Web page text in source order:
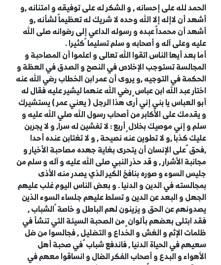
الحمد لله على إحسانه , و الشكر له على توفيقه و امتنانه ,و
أشهد أن لاإله إلا الله وحده لا شريك له تعظيماً لشأنه ,و
أشهد أن محمداً عبده و رسوله الداعي إلى رضوانه صلى الله
عليه وعلى آله و أصحابه و سلم تسليما ً كثيرا .
أما بعد أيها الناس اتقوا الله تعالى و اعلموا أن المصاحبة و
المجالسة تستوجب الإخلاص في النصح و الصدق في العظة و
الحكمة في التوجيه ,و يروى أن عمر ابن الخطاب رضي الله عنه
اختار عبد الله ابن عباس ٍ رضي الله عنهما ليشير عليه فقال له
أبو العباس يا بني إني أرى هذا الرجل ( يعني عمر ) يستشيرك
و يقدمك على الأكابر من أصحاب رسول الله صلي الله عليه و
سلم و إني موصيك بخلال ٍ أربع : لا تفشين له سرا, و لا يجربن
عليك كذبا ,و لا تطوين عنه نصيحة , و لا تغتابن عنده أحدا
,فحق ٌ على الإنسان أن يتحرى بغاية جهده مصاحبة الأخيار و
مجانبة الأشرار , و قد حذر النبي صلى الله عليه و آله و سلم من
جليس السوء و صوره بنافخ الكير الذي يصدر منه الأذى
بمجالسته في الدين و الدنيا . و بعض الناس اليوم غلب عليهم
الجهل و البعد عن الدين و تسلط عليهم جلساء السوء الذين
يصدونهم عن الحق و يزينون لهم الباطل و خاصة ً الشباب ,
فقد ابتلى بعضهم بألوان ٍ من الصحبة السيئة التي تنشأ في
ظلمات الإثم و الغش و الخداع و التضليل , فجالسوا من ضل
سعيهم في الحياة الدنيا , فاندفع شباب ٌ في صحبة أهل
الأهواء و البدع و أصحاب الفكر الضال و انساقوا معهم في